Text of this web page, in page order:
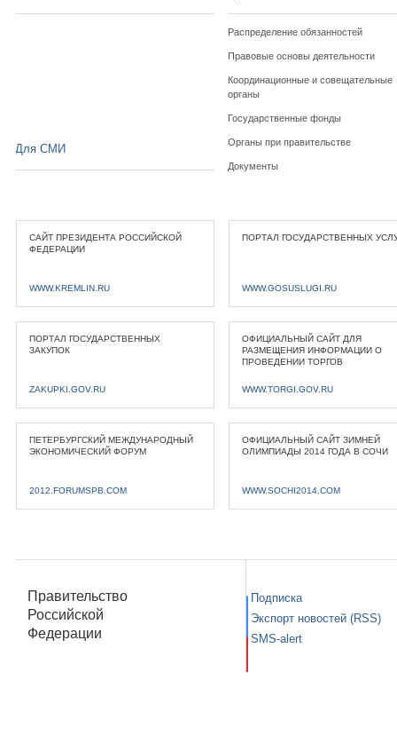
Распределение обязанностей
Правовые основы деятельности
Координационные и совещательные
органы
Государственные фонды
Органы при правительстве
Документы
Для СМИ
САЙТ ПРЕЗИДЕНТА РОССИЙСКОЙ
ФЕДЕРАЦИИ
WWW.KREMLIN.RU
ПОРТАЛ ГОСУДАРСТВЕННЫХ
WWW.GOSUSLUGI.RU
ПОРТАЛ ГОСУДАРСТВЕННЫХ
ЗАКУПОК
ZAKUPKI.GOV.RU
ОФИЦИАЛЬНЫЙ САЙТ ДЛЯ
РАЗМЕЩЕНИЯ ИНФОРМАЦИИ О
ПРОВЕДЕНИИ ТОРГОВ
WWW.TORGI.GOV.RU
ПЕТЕРБУРГСКИЙ МЕЖДУНАРОДНЫЙ
ЭКОНОМИЧЕСКИЙ ФОРУМ
2012.FORUMSPB.COM
ОФИЦИАЛЬНЫЙ САЙТ ЗИМНЕЙ
ОЛИМПИАДЫ 2014 ГОДА В СОЧИ
WWW.SOCHI2014.COM
Правительство
Российской
Федерации
Подписка
Экспорт новостей (RSS)
SMS-alert